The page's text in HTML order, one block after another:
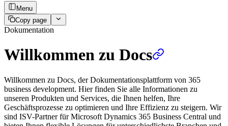
Menu
Copy page
Dokumentation
Willkommen zu Docs
Willkommen zu Docs, der Dokumentationsplattform von 365
business development. Hier finden Sie alle Informationen zu
unseren Produkten und Services, die Ihnen helfen, Ihre
Geschäftsprozesse zu optimieren und Ihre Effizienz zu steigern. Wir
sind ISV-Partner für Microsoft Dynamics 365 Business Central und